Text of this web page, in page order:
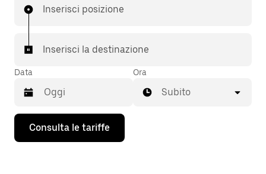
Inserisci posizione
Inserisci la destinazione
Data
Utilizza
tasto
Ora
Subito
Consulta le tariffe